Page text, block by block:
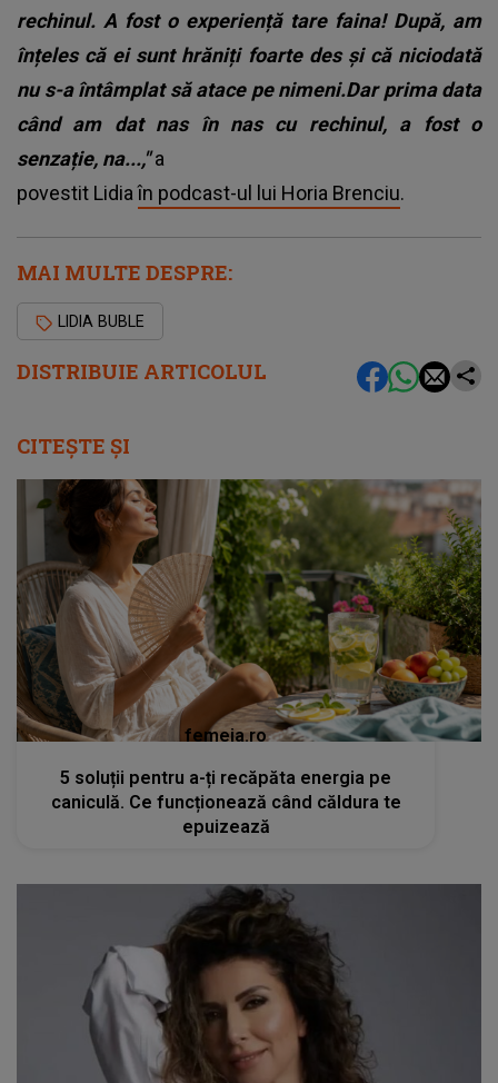
DISTRIBUIE ARTICOLUL
rechinul. A fost o experiență tare faina! După, am
înțeles că ei sunt hrăniți foarte des și că niciodată
nu s-a întâmplat să atace pe nimeni.Dar prima data
când am dat nas în nas cu rechinul, a fost o
senzație, na...,"a
povestit Lidiaîn podcast-ul lui Horia Brenciu.
MAI MULTE DESPRE:
LIDIA BUBLE
CITEȘTE ȘI
femeia.ro
5 soluții pentru a-ți recăpăta energia pe
caniculă. Ce funcționează când căldura te
epuizează